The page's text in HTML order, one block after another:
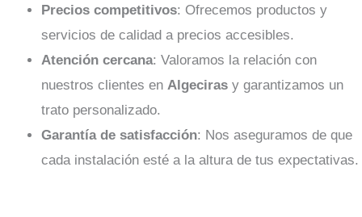
Precios competitivos: Ofrecemos productos y
servicios de calidad a precios accesibles.
Atención cercana: Valoramos la relación con
nuestros clientes en Algeciras y garantizamos un
trato personalizado.
Garantía de satisfacción: Nos aseguramos de que
cada instalación esté a la altura de tus expectativas.